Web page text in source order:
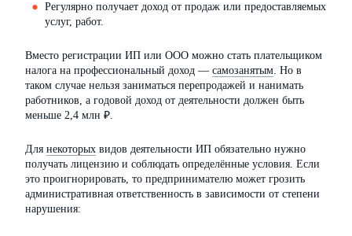
Регулярно получает доход от продаж или предоставляемых
услуг, работ.
Вместо регистрации ИП или ООО можно стать плательщиком
налога на профессиональный доход — самозанятым. Но в
таком случае нельзя заниматься перепродажей и нанимать
работников, а годовой доход от деятельности должен быть
меньше 2,4 млн ₽.
Для некоторых видов деятельности ИП обязательно нужно
получать лицензию и соблюдать определённые условия. Если
это проигнорировать, то предпринимателю может грозить
административная ответственность в зависимости от степени
нарушения: